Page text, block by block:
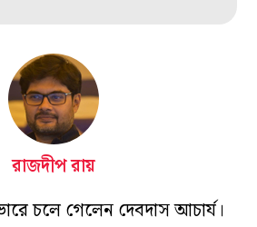
রাজদীপ রায়
চলে গেলেন দেবদাস আচার্য।